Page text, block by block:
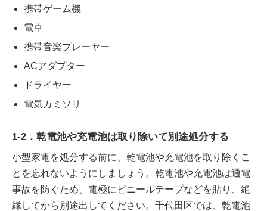
携帯ゲーム機
電卓
携帯音楽プレーヤー
ACアダプター
ドライヤー
電気カミソリ
1-2．乾電池や充電池は取り除いて別途処分する
小型家電を処分する前に、乾電池や充電池を取り除くこ
とを忘れないようにしましょう。乾電池や充電池は通電
事故を防ぐため、電極にビニールテープなどを貼り、絶
縁してから別途出してください。千代田区では、乾電池